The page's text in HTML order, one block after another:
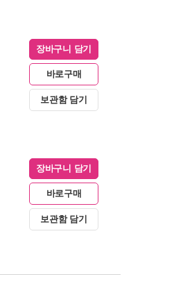
장바구니 담기
바로구매
보관함 담기
장바구니 담기
바로구매
보관함 담기